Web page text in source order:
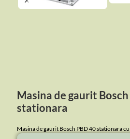
Masina de gaurit
stationara
Masina de gaurit Bosch PBD 40 stationara